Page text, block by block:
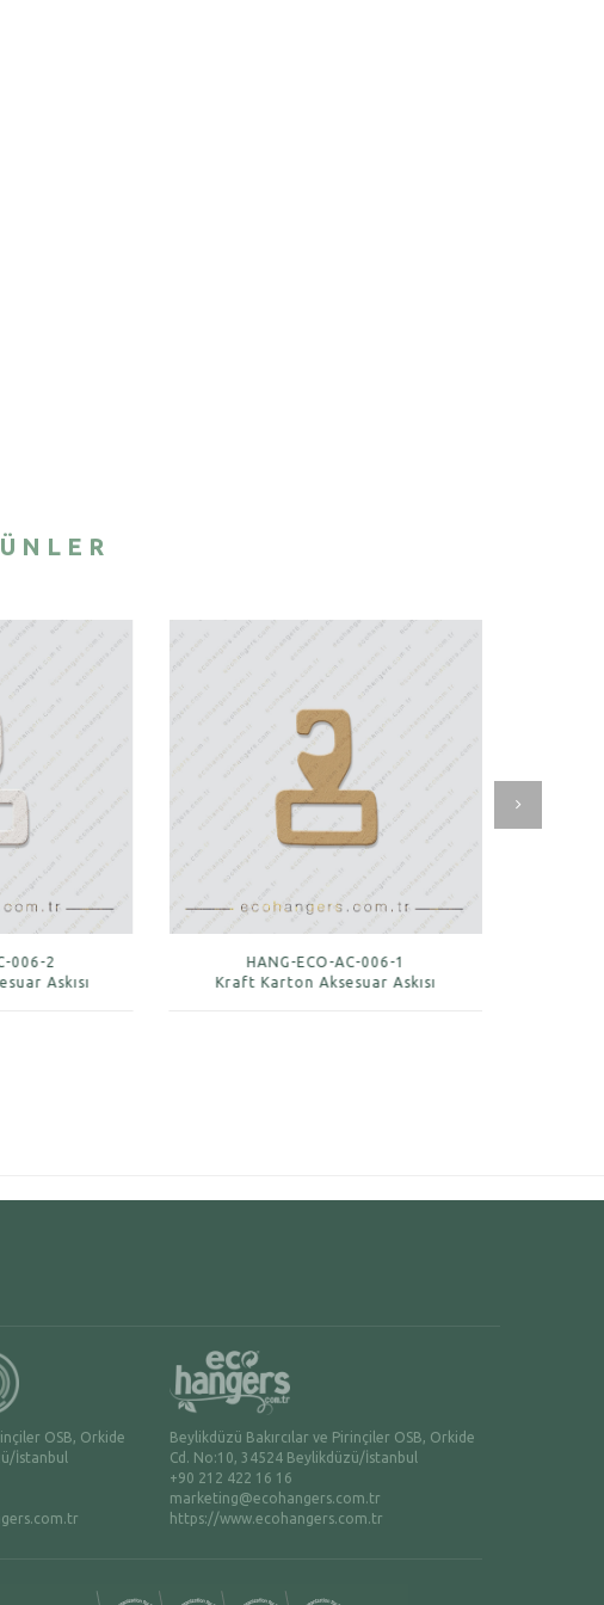
006-2
Askısı
HANG-ECO-AC-006-1
Kraft Karton Aksesuar Askısı
OSB, Orkide
İstanbul
Beylikdüzü Bakırcılar ve Pirinçiler OSB, Orkide
Cd. No:10, 34524 Beylikdüzü/İstanbul
+90 212 422 16 16
marketing@ecohangers.com.tr
https://www.ecohangers.com.tr